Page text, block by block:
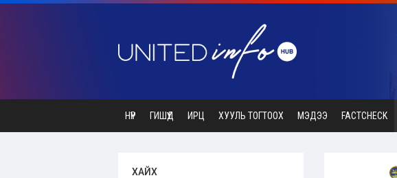
НҮҮР ГИШҮҮД ИРЦ ХУУЛЬ ТОГТООХ МЭДЭЭ FACTCHECK
ХАЙХ